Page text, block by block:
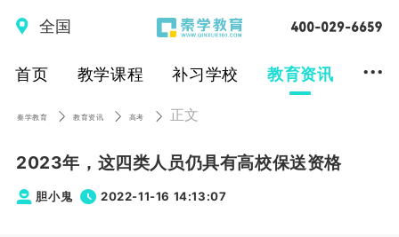
全国
首页 教学课程 补习学校 教育资讯 ...
秦学教育 教育资讯 高考 正文
2023年，这四类人员仍具有高校保送资格
胆小鬼 2022-11-16 14:13:07